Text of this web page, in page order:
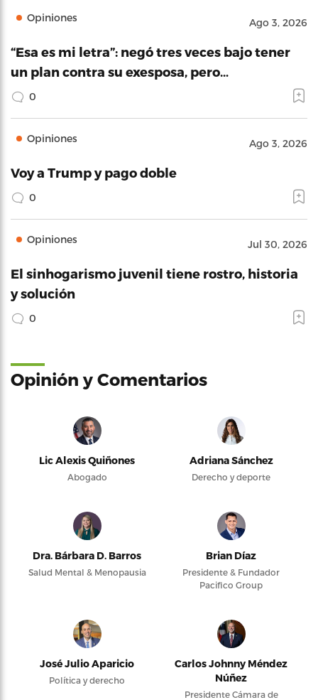
Opiniones Ago 3, 2026
“Esa es mi letra”: negó tres veces bajo tener
un plan contra su exesposa, pero…
0
Opiniones Ago 3, 2026
Voy a Trump y pago doble
0
Opiniones Jul 30, 2026
El sinhogarismo juvenil tiene rostro, historia
y solución
0
Opinión y Comentarios
Lic Alexis Quiñones
Abogado
Adriana Sánchez
Derecho y deporte
Dra. Bárbara D. Barros
Salud Mental & Menopausia
Brian Díaz
Presidente & Fundador
Pacifico Group
José Julio Aparicio
Política y derecho
Carlos Johnny Méndez
Núñez
Presidente Cámara de